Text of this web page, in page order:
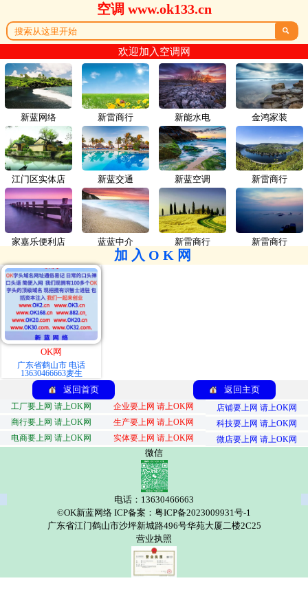
空调 www.ok133.cn

欢迎加入空调网
新蓝网络 新雷商行
江门区实体店 新蓝交通
家嘉乐便利店 蓝蓝中介
新能水电 金鸿家装
新蓝空调 新雷商行
新雷商行 新雷商行
加入OK网
OK网
广东省鹤山市 电话
13630466663麦生
返回首页 返回主页
工厂要上网 请上OK网 企业要上网 请上OK网
店铺要上网 请上OK网
商行要上网 请上OK网
生产要上网 请上OK网
科技要上网 请上OK网
电商要上网 请上OK网
实体要上网 请上OK网 微店要上网 请上OK网
微信
电话：13630466663
©OK新蓝网络 ICP备案：粤ICP备2023009931号-1
广东省江门鹤山市沙坪新城路496号华苑大厦二楼2C25
营业执照